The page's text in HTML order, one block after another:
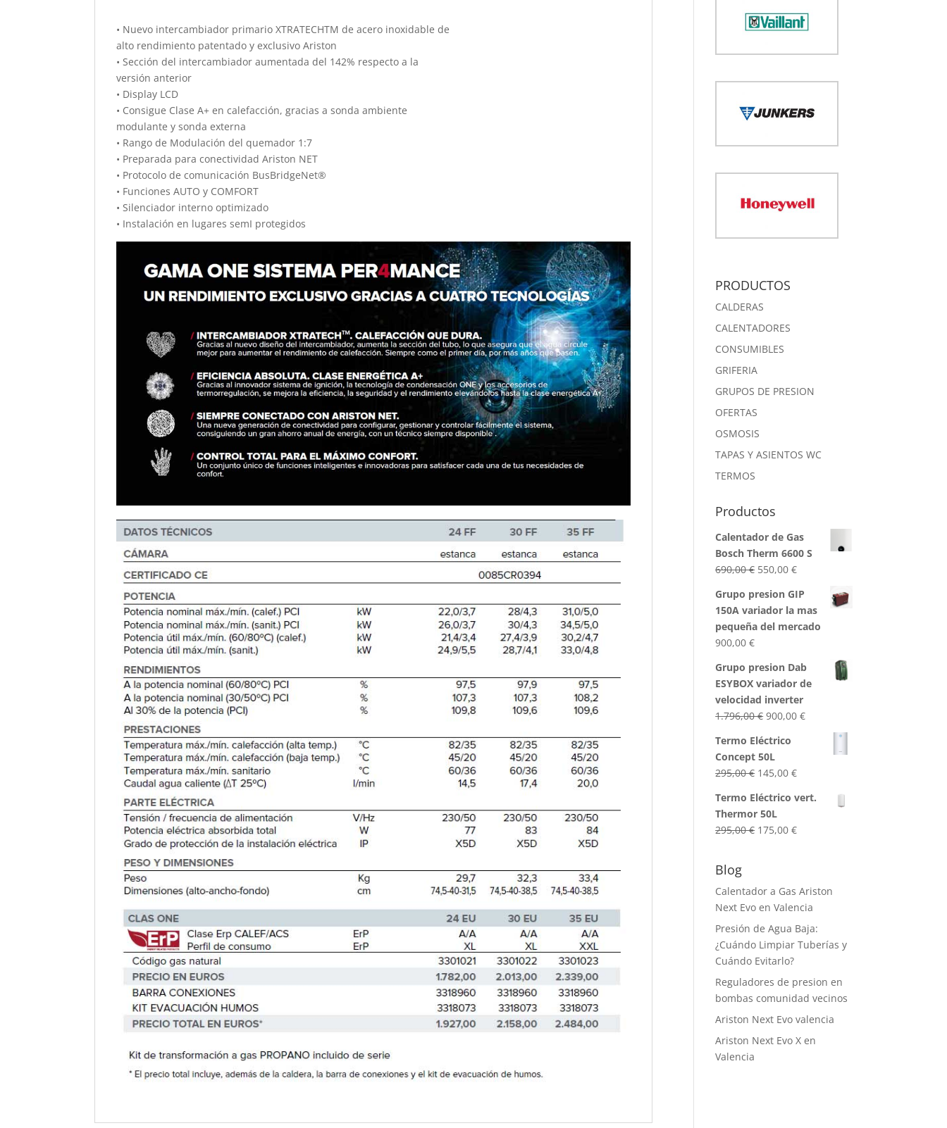
• Nuevo intercambiador primario XTRATECHTM de acero inoxidable de
alto rendimiento patentado y exclusivo Ariston
• Sección del intercambiador aumentada del 142% respecto a la
versión anterior
• Display LCD
• Consigue Clase A+ en calefacción, gracias a sonda ambiente
modulante y sonda externa
• Rango de Modulación del quemador 1:7
• Preparada para conectividad Ariston NET
• Protocolo de comunicación BusBridgeNet®
• Funciones AUTO y COMFORT
• Silenciador interno optimizado
• Instalación en lugares semI protegidos
PRODUCTOS
CALDERAS
CALENTADORES
CONSUMIBLES
GRIFERIA
GRUPOS DE PRESION
OFERTAS
OSMOSIS
TAPAS Y ASIENTOS WC
TERMOS
Productos
Calentador de Gas
Bosch Therm 6600 S
690,00€ El
original
era:
690,00 €.
550,00€El
actual
es:
550,00 €.
Grupo presion GIP
150A variador la mas
pequeña del mercado
900,00€
Grupo presion Dab
ESYBOX variador de
velocidad inverter
1.796,00€ El
original
era:
1.796,00 €.
900,00€El
precio
Termo Eléctrico
Concept 50L
295,00€ El
original
era:
295,00 €.
145,00€El
actual
145,00 €.
Termo Eléctrico vert.
Thermor 50L
295,00€ El
295,00 €.
175,00€El
175,00 €.
Blog
Calentador a Gas Ariston
Next Evo en Valencia
Presión de Agua Baja:
¿Cuándo Limpiar Tuberías y
Cuándo Evitarlo?
Reguladores de presion en
bombas comunidad vecinos
Ariston Next Evo valencia
Ariston Next Evo X en
Valencia